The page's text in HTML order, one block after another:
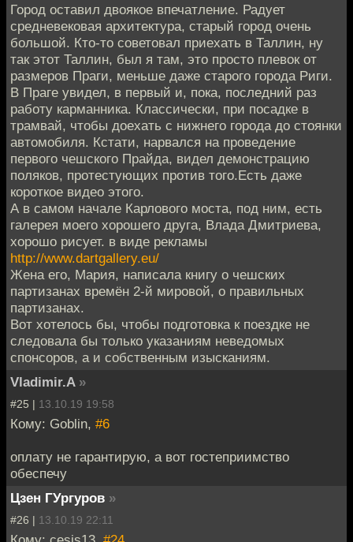
Город оставил двоякое впечатление. Радует
средневековая архитектура, старый город очень
большой. Кто-то советовал приехать в Таллин, ну
так этот Таллин, был я там, это просто плевок от
размеров Праги, меньше даже старого города Риги.
В Праге увидел, в первый и, пока, последний раз
работу карманника. Классически, при посадке в
трамвай, чтобы доехать с нижнего города до стоянки
автомобиля. Кстати, нарвался на проведение
первого чешского Прайда, видел демонстрацию
поляков, протестующих против того.Есть даже
короткое видео этого.
А в самом начале Карлового моста, под ним, есть
галерея моего хорошего друга, Влада Дмитриева,
хорошо рисует. в виде рекламы
http://www.dartgallery.eu/
Жена его, Мария, написала книгу о чешских
партизанах времён 2-й мировой, о правильных
партизанах.
Вот хотелось бы, чтобы подготовка к поездке не
следовала бы только указаниям неведомых
спонсоров, а и собственным изысканиям.
Vladimir.A »
#25 | 13.10.19 19:58
Кому: Goblin, #6
оплату не гарантирую, а вот гостеприимство
обеспечу
Цзен ГУргуров »
#26 | 13.10.19 22:11